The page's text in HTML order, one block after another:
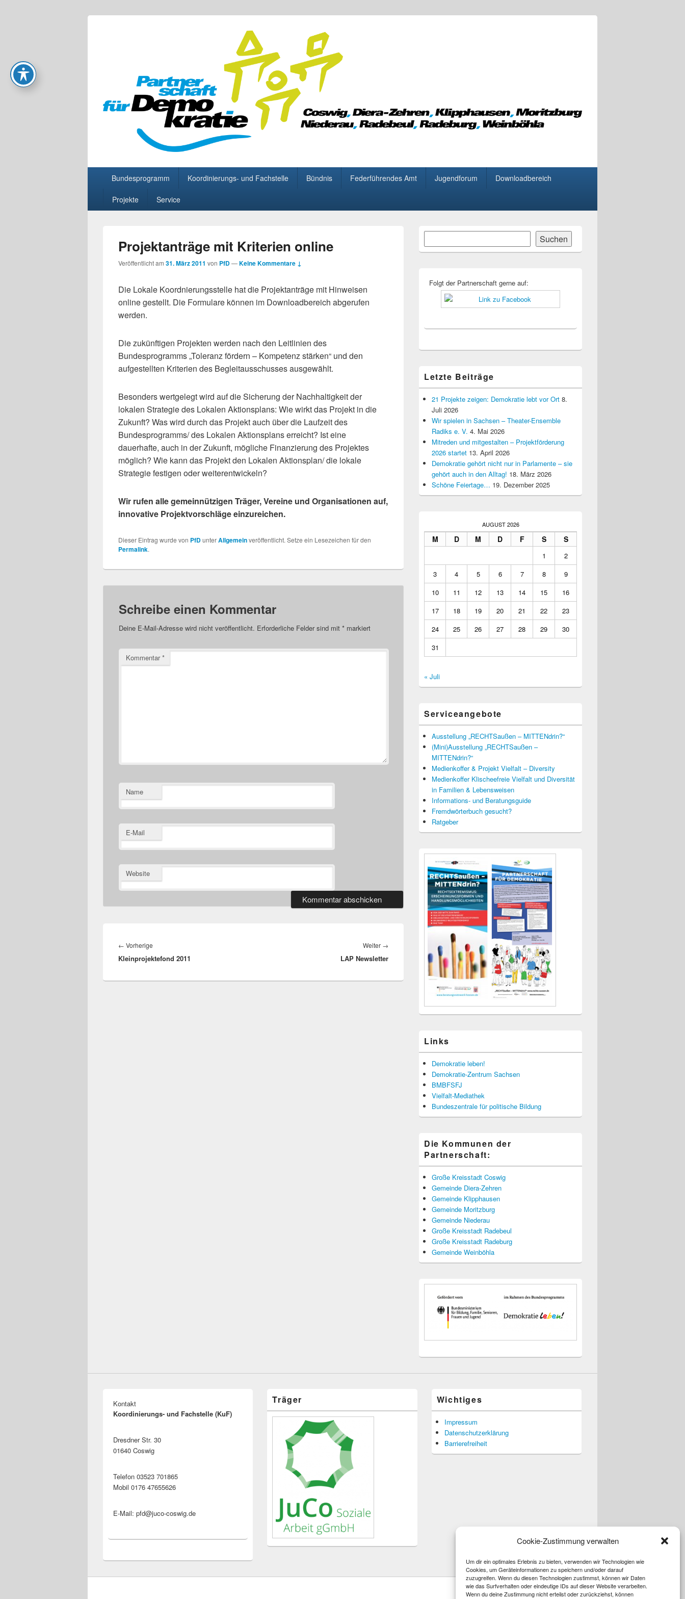
Cookie-Zustimmung verwalten
Um dir ein optimales Erlebnis zu bieten, verwenden wir Technologien wie
Cookies, um Geräteinformationen zu speichern und/oder darauf
zuzugreifen. Wenn du diesen Technologien zustimmst, können wir Daten
wie das Surfverhalten oder eindeutige IDs auf dieser Website verarbeiten.
Wenn du deine Zustimmung nicht erteilst oder zurückziehst, können
Partnerschaft für Demokratie
Bundesprogramm Koordinierungs- und Fachstelle Bündnis Federführendes Amt Jugendforum Downloadbereich
Projekte Service
Projektanträge mit Kriterien online
Veröffentlicht am 31. März 2011 von PfD—Keine Kommentare ↓
Die Lokale Koordnierungsstelle hat die Projektanträge mit Hinweisen
online gestellt. Die Formulare können im Downloadbereich abgerufen
werden.
Die zukünftigen Projekten werden nach den Leitlinien des
Bundesprogramms „Toleranz fördern – Kompetenz stärken“ und den
aufgestellten Kriterien des Begleitausschusses ausgewählt.
Besonders wertgelegt wird auf die Sicherung der Nachhaltigkeit der
lokalen Strategie des Lokalen Aktionsplans: Wie wirkt das Projekt in die
Zukunft? Was wird durch das Projekt auch über die Laufzeit des
Bundesprogramms/ des Lokalen Aktionsplans erreicht? Ist eine
dauerhafte, auch in der Zukunft, mögliche Finanzierung des Projektes
möglich? Wie kann das Projekt den Lokalen Aktionsplan/ die lokale
Strategie festigen oder weiterentwickeln?
Wir rufen alle gemeinnützigen Träger, Vereine und Organisationen auf,
innovative Projektvorschläge einzureichen.
Dieser Eintrag wurde von PfDunterAllgemeinveröffentlicht. Setze ein Lesezeichen für den
Permalink.
Schreibe einen Kommentar
Deine E-Mail-Adresse wird nicht veröffentlicht. Erforderliche Felder sind mit * markiert
Kommentar*
Name
E-Mail
Website
← Vorherige
Beitrag:
Kleinprojektefond 2011
Weiter →
Beitrag:
LAP Newsletter
Primärer
Widgetbereich
Suchen
Folgt der Partnerschaft gerne auf:
Letzte Beiträge
21 Projekte zeigen: Demokratie lebt vor Ort 8.
Juli 2026
Wir spielen in Sachsen – Theater-Ensemble
Radiks e. V. 4. Mai 2026
Mitreden und mitgestalten – Projektförderung
2026 startet 13. April 2026
Demokratie gehört nicht nur in Parlamente – sie
gehört auch in den Alltag! 18. März 2026
Schöne Feiertage… 19. Dezember 2025
AUGUST 2026
M D M D F S S
1
2
3
4 5 6 7 8
9
10
11 12 13 14 15
16
17
18 19 20 21 22
23
24
25 26 27 28 29
30
31
« Juli
Serviceangebote
Ausstellung „RECHTSaußen – MITTENdrin?“
(Mini)Ausstellung „RECHTSaußen –
MITTENdrin?“
Medienkoffer & Projekt Vielfalt – Diversity
Medienkoffer Klischeefreie Vielfalt und Diversität
in Familien & Lebensweisen
Informations- und Beratungsguide
Fremdwörterbuch gesucht?
Ratgeber
Links
Demokratie leben!
Demokratie-Zentrum Sachsen
BMBFSFJ
Vielfalt-Mediathek
Bundeszentrale für politische Bildung
Die Kommunen der
Partnerschaft:
Große Kreisstadt Coswig
Gemeinde Diera-Zehren
Gemeinde Klipphausen
Gemeinde Moritzburg
Gemeinde Niederau
Große Kreisstadt Radebeul
Große Kreisstadt Radeburg
Gemeinde Weinböhla
Kontakt
Koordinierungs- und Fachstelle (KuF)
Dresdner Str. 30
01640 Coswig
Telefon 03523 701865
Mobil 0176 47655626
E-Mail: pfd@juco-coswig.de
Träger Wichtiges
Impressum
Datenschutzerklärung
Barrierefreiheit